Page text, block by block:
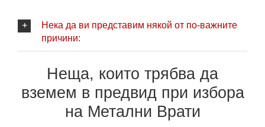
Нека да ви представим някой от по-важните
причини:
Неща, които трябва да
вземем в предвид при избора
на Метални Врати